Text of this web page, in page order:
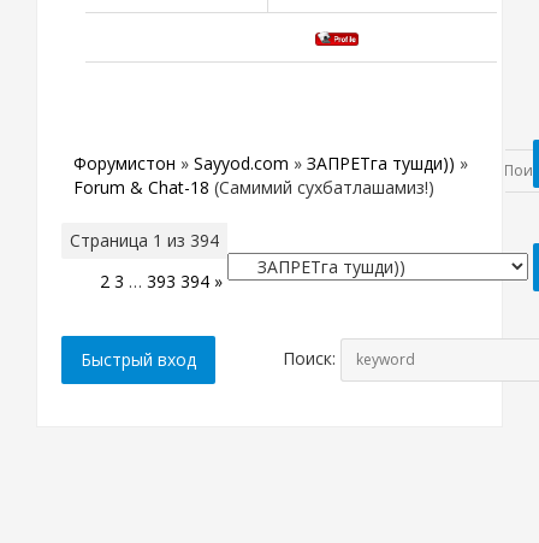
Форумистон » Sayyod.com » ЗАПРЕТга тушди)) »
Forum & Chat-18 (Самимий сухбатлашамиз!)
Страница 1 из 394
2 3 … 393 394 »
Поиск: